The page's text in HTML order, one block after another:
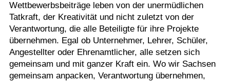
Wettbewerbsbeiträge leben von der unermüdlichen
Tatkraft, der Kreativität und nicht zuletzt von der
Verantwortung, die alle Beteiligte für ihre Projekte
übernehmen. Egal ob Unternehmer, Lehrer, Schüler,
Angestellter oder Ehrenamtlicher, alle setzen sich
gemeinsam und mit ganzer Kraft ein. Wo wir Sachsen
gemeinsam anpacken, Verantwortung übernehmen,